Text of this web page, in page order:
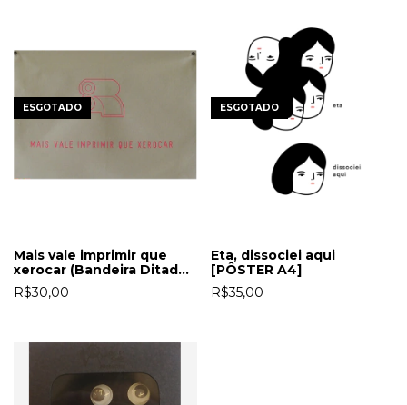
ESGOTADO
Mais vale imprimir que
xerocar (Bandeira Ditado
Gráfico)
R$30,00
ESGOTADO
Eta, dissociei aqui
[PÔSTER A4]
R$35,00